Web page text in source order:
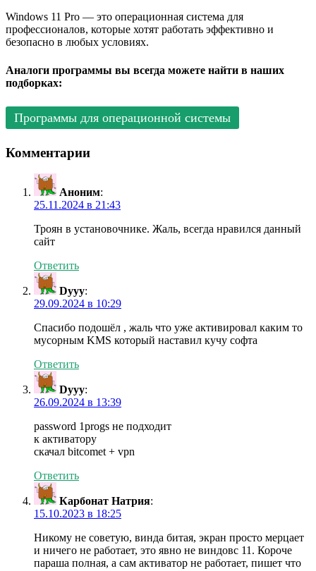
Windows 11 Pro — это операционная система для
профессионалов, которые хотят работать эффективно и
безопасно в любых условиях.
Аналоги программы вы всегда можете найти в наших
подборках:
Программы для операционной системы
Комментарии
Аноним:
25.11.2024 в 21:43
Троян в установочнике. Жаль, всегда нравился данный
сайт
Ответить
Dyyy:
29.09.2024 в 10:29
Спасибо подошёл , жаль что уже активировал каким то
мусорным KMS который наставил кучу софта
Ответить
Dyyy:
26.09.2024 в 13:39
password 1progs не подходит
к активатору
скачал bitcomet + vpn
Ответить
Карбонат Натрия:
15.10.2023 в 18:25
Никому не советую, винда битая, экран просто мерцает
и ничего не работает, это явно не виндовс 11. Короче
параша полная, а сам активатор не работает, пишет что